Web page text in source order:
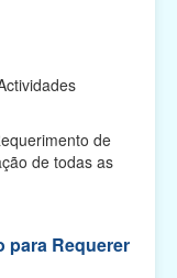
de
de
de todas as
para Requerer